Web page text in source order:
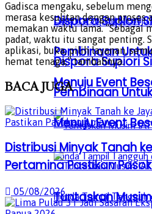
Dispora Supiori
Pembinaan
Menuju Event
Tuntaskan
Dispora Supiori
Pembinaan
Menuju Event
Gadisca mengaku, sebelum
merasa kesulitan dengan proses
memakan waktu lama. “Sebagai
padat, waktu itu sangat penting.
aplikasi, buka, pilih layanan,
hemat tenaga,” tambahnya.
BACAJUGA
Distribusi Minyak Tanah
Pertamina Pastikan
05/08/2026